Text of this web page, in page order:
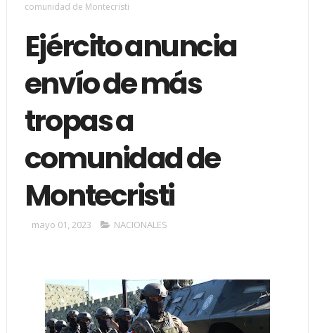
comunidad de Montecristi
Ejército anuncia
envío de más
tropas a
comunidad de
Montecristi
mayo 01, 2023 NACIONALES